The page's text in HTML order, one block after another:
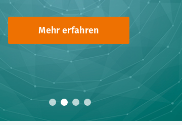
wettbewerbskritisch sind.
Mehr erfahren